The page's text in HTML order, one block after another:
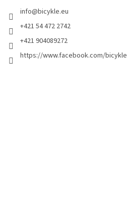
info@bicykle.eu
+421 54 472 2742
+421 904089272
https://www.facebook.com/bicykle